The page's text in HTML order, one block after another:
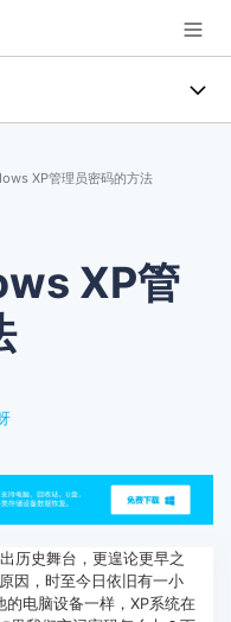
300624
XP管理员密码的方法
XP管
历史舞台，更遑论更早之
因，时至今日依旧有一小
电脑设备一样，XP系统在